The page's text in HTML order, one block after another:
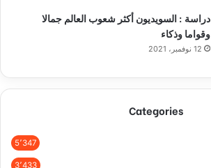
دراسة : السويديون أكثر شعوب العالم جمالا
وقواما وذكاء
12 نوفمبر، 2021
Categories
5٬347
3٬433